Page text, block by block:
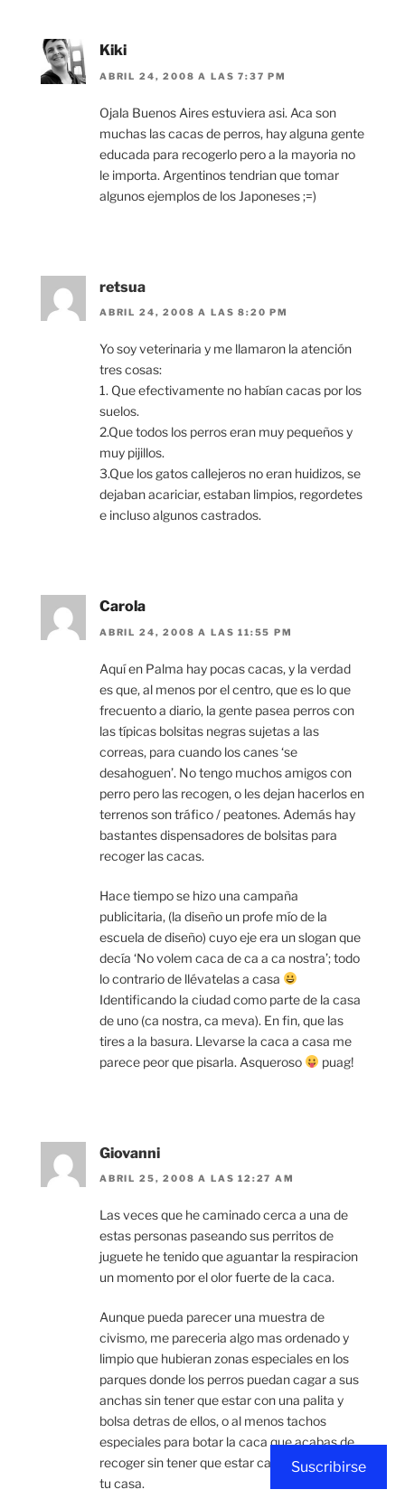
Kiki
ABRIL 24, 2008 A LAS 7:37 PM
Ojala Buenos Aires estuviera asi. Aca son
muchas las cacas de perros, hay alguna gente
educada para recogerlo pero a la mayoria no
le importa. Argentinos tendrian que tomar
algunos ejemplos de los Japoneses ;=)
retsua
ABRIL 24, 2008 A LAS 8:20 PM
Yo soy veterinaria y me llamaron la atención
tres cosas:
1. Que efectivamente no habían cacas por los
suelos.
2.Que todos los perros eran muy pequeños y
muy pijillos.
3.Que los gatos callejeros no eran huidizos, se
dejaban acariciar, estaban limpios, regordetes
e incluso algunos castrados.
Carola
ABRIL 24, 2008 A LAS 11:55 PM
Aquí en Palma hay pocas cacas, y la verdad
es que, al menos por el centro, que es lo que
frecuento a diario, la gente pasea perros con
las típicas bolsitas negras sujetas a las
correas, para cuando los canes ‘se
desahoguen’. No tengo muchos amigos con
perro pero las recogen, o les dejan hacerlos en
terrenos son tráfico / peatones. Además hay
bastantes dispensadores de bolsitas para
recoger las cacas.
Hace tiempo se hizo una campaña
publicitaria, (la diseño un profe mío de la
escuela de diseño) cuyo eje era un slogan que
decía ‘No volem caca de ca a ca nostra’; todo
lo contrario de llévatelas a casa
Identificando la ciudad como parte de la casa
de uno (ca nostra, ca meva). En fin, que las
tires a la basura. Llevarse la caca a casa me
parece peor que pisarla. Asqueroso
puag!
Giovanni
ABRIL 25, 2008 A LAS 12:27 AM
Las veces que he caminado cerca a una de
estas personas paseando sus perritos de
juguete he tenido que aguantar la respiracion
un momento por el olor fuerte de la caca.
Aunque pueda parecer una muestra de
civismo, me pareceria algo mas ordenado y
limpio que hubieran zonas especiales en los
parques donde los perros puedan cagar a sus
anchas sin tener que estar con una palita y
bolsa detras de ellos, o al menos tachos
especiales para botar la caca que acabas de
recoger sin tener que estar cargandola hasta
tu casa.
Suscribirse